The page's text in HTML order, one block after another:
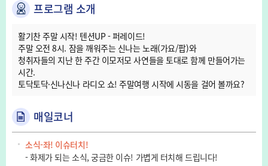
프로그램 소개
활기찬 주말 시작! 텐션UP - 퍼레이드!
주말 오전 8시. 잠을 깨워주는 신나는 노래(가요/팝)와
청취자들의 지난 한 주간 이모저모 사연들을 토대로 함께 만들어가는
시간.
토닥토닥·신나신나 라디오 쇼! 주말여행 시작에 시동을 걸어 볼까요?
매일코너
소식-좌! 이슈터치!
- 화제가 되는 소식, 궁금한 이슈! 가볍게 터치해 드립니다!